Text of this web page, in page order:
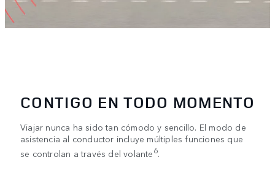
CONTIGO EN TODO MOMENTO
Viajar nunca ha sido tan cómodo y sencillo. El modo de
asistencia al conductor incluye múltiples funciones que
se controlan a través del volante6.